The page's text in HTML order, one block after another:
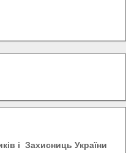
і Захисниць України